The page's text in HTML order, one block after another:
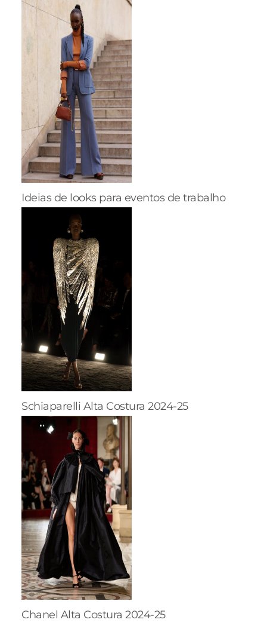
Ideias de looks para eventos de trabalho
Schiaparelli Alta Costura 2024-25
Chanel Alta Costura 2024-25